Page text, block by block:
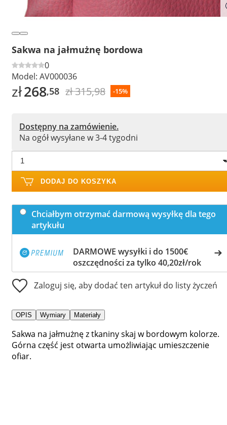
Sakwa na jałmużnę bordowa
0
Model: AV000036
zł268,58 zł 315,98 -15%
Dostępny na zamówienie.
Na ogół wysyłane w 3-4 tygodni
DODAJ DO KOSZYKA
Chciałbym otrzymać darmową wysyłkę dla tego
artykułu
DARMOWE wysyłki i do 1500€
oszczędności za tylko 40,20zł/rok
Zaloguj się, aby dodać ten artykuł do listy życzeń
OPIS Wymiary Materiały
Sakwa na jałmużnę z tkaniny skaj w bordowym kolorze.
Górna część jest otwarta umożliwiając umieszczenie
ofiar.